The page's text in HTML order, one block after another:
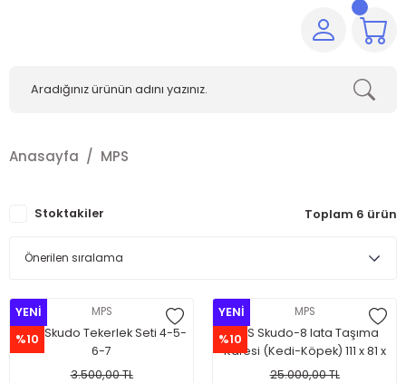
Anasayfa MPS
Stoktakiler Toplam 6 ürün
YENİ
%10
MPS
MPS Skudo Tekerlek Seti 4-5-
6-7
3.500,00 TL
YENİ
%10
MPS
MPS Skudo-8 Iata Taşıma
Kafesi (Kedi-Köpek) 111 x 81 x
88 cm.(Tekerleksizdir.)
25.000,00 TL